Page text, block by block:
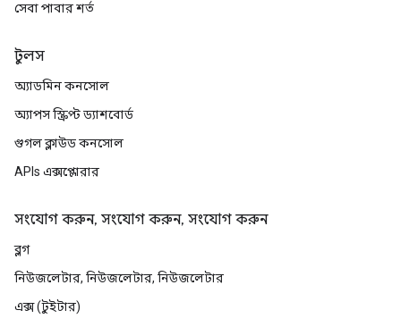
সেবা পাবার শর্ত
টুলস
অ্যাডমিন কনসোল
অ্যাপস স্ক্রিপ্ট ড্যাশবোর্ড
গুগল ক্লাউড কনসোল
APIs এক্সপ্লোরার
সংযোগ করুন, সংযোগ করুন, সংযোগ করুন
ব্লগ
নিউজলেটার, নিউজলেটার, নিউজলেটার
এক্স (টুইটার)